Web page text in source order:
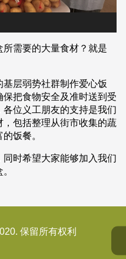
需要的大量食材？就是
层弱势社群制作爱心饭
把食物安全及准时送到受
位义工朋友的支持是我们
包括整理从街市收集的蔬
饭餐。
时希望大家能够加入我们
保留所有权利